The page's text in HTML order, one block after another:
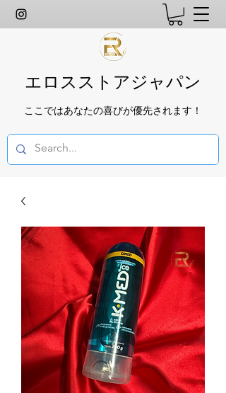
エロスストアジャパン
ここではあなたの喜びが優先されます！